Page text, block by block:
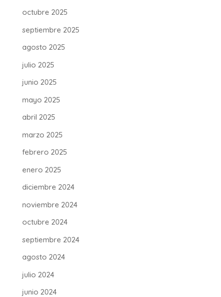
octubre 2025
septiembre 2025
agosto 2025
julio 2025
junio 2025
mayo 2025
abril 2025
marzo 2025
febrero 2025
enero 2025
diciembre 2024
noviembre 2024
octubre 2024
septiembre 2024
agosto 2024
julio 2024
junio 2024